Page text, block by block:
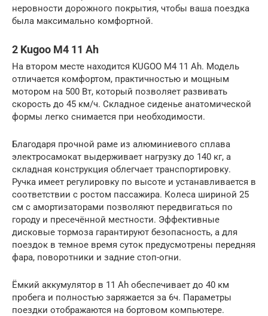
неровности дорожного покрытия, чтобы ваша поездка
была максимально комфортной.
2 Kugoo M4 11 Ah
На втором месте находится KUGOO M4 11 Ah. Модель
отличается комфортом, практичностью и мощным
мотором на 500 Вт, который позволяет развивать
скорость до 45 км/ч. Складное сиденье анатомической
формы легко снимается при необходимости.
Благодаря прочной раме из алюминиевого сплава
электросамокат выдерживает нагрузку до 140 кг, а
складная конструкция облегчает транспортировку.
Ручка имеет регулировку по высоте и устанавливается в
соответствии с ростом пассажира. Колеса шириной 25
см с амортизаторами позволяют передвигаться по
городу и пресечённой местности. Эффективные
дисковые тормоза гарантируют безопасность, а для
поездок в темное время суток предусмотрены передняя
фара, поворотники и задние стоп-огни.
Ёмкий аккумулятор в 11 Ah обеспечивает до 40 км
пробега и полностью заряжается за 6ч. Параметры
поездки отображаются на бортовом компьютере.